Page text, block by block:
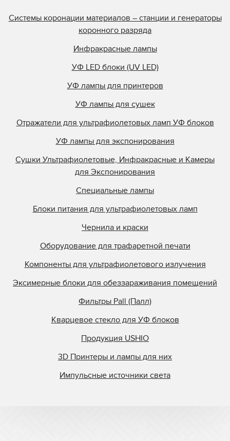
Системы коронации материалов – станции и генераторы
коронного разряда
Инфракрасные лампы
УФ LED блоки (UV LED)
УФ лампы для принтеров
УФ лампы для сушек
Отражатели для ультрафиолетовых ламп УФ блоков
УФ лампы для экспонирования
Сушки Ультрафиолетовые, Инфракрасные и Камеры
для Экспонирования
Специальные лампы
Блоки питания для ультрафиолетовых ламп
Чернила и краски
Оборудование для трафаретной печати
Компоненты для ультрафиолетового излучения
Эксимерные блоки для обеззараживания помещений
Фильтры Pall (Палл)
Кварцевое стекло для УФ блоков
Продукция USHIO
3D Принтеры и лампы для них
Импульсные источники света